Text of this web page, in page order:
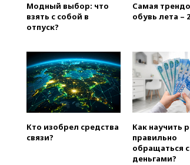
Модный выбор: что
взять с собой в
отпуск?
Самая
обувь лета –
Кто изобрел средства
связи?
Как научить
правильно
обращаться с
деньгами?